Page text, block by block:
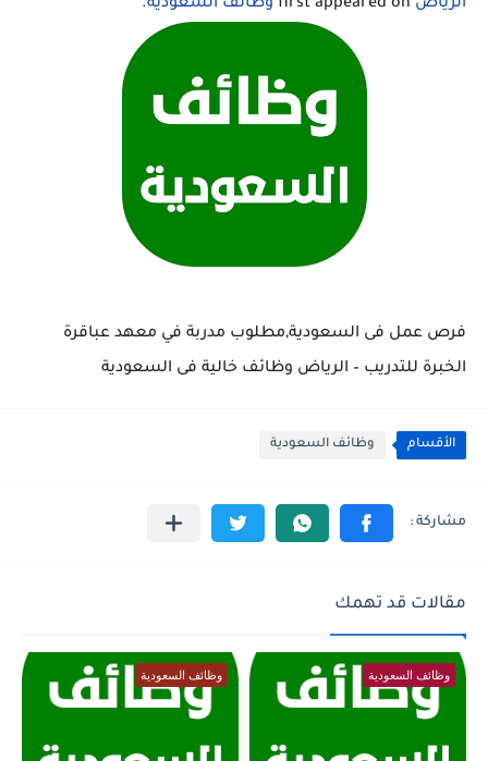
الرياض وظائف السعودية.
فرص عمل فى السعودية,مطلوب مدربة في معهد عباقرة
الخبرة للتدريب – الرياض وظائف خالية فى السعودية
الأقسام وظائف السعودية
مقالات قد تهمك
وظائف السعودية وظائف السعودية